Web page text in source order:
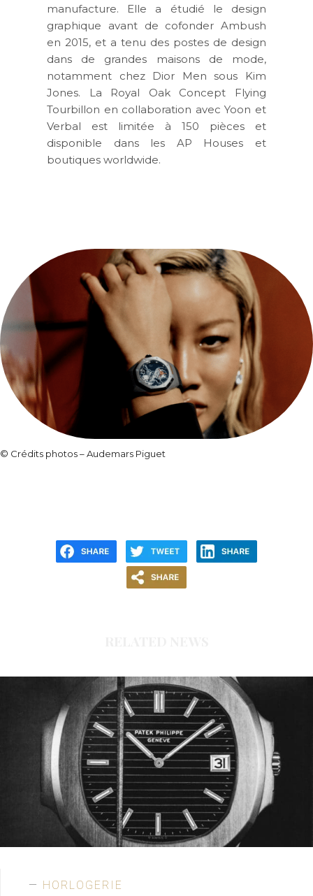
manufacture. Elle a étudié le design
graphique avant de cofonder Ambush
en 2015, et a tenu des postes de design
dans de grandes maisons de mode,
notamment chez Dior Men sous Kim
Jones. La Royal Oak Concept Flying
Tourbillon en collaboration avec Yoon et
Verbal est limitée à 150 pièces et
disponible dans les AP Houses et
boutiques worldwide.
© Crédits photos – Audemars Piguet
HORLOGERIE